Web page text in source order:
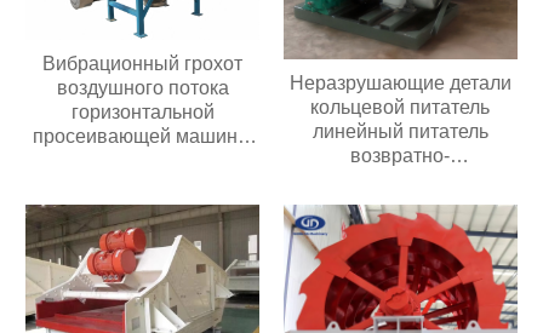
Вибрационный грохот
воздушного потока
горизонтальной
просеивающей машины
вибрационный грохот
для сердечника
двигателя с мелким
порошком
Неразрушающие детали
кольцевой питатель
линейный питатель
возвратно-